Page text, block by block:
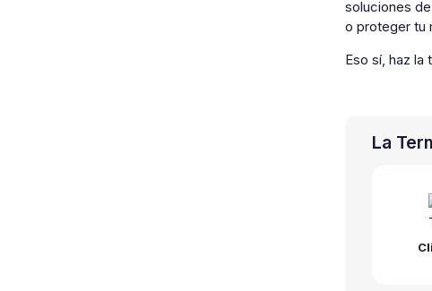
soluciones
o proteger tu
Eso sí, haz la
La